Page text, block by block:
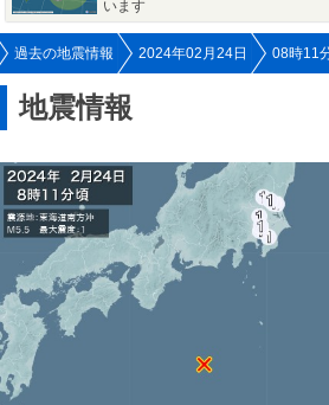
います
過去の地震情報 2024年02月24日 08時11
地震情報